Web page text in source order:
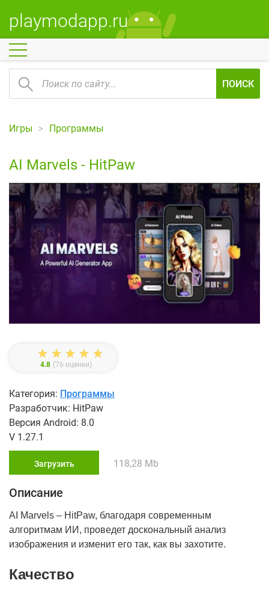
playmodapp.ru
ПОИСК
Игры Программы
AI Marvels - HitPaw
4.8 (76 оценки)
Категория: Программы
Разработчик: HitPaw
Версия Android: 8.0
V 1.27.1
Загрузить 118,28 Mb
Описание
AI Marvels – HitPaw, благодаря современным
алгоритмам ИИ, проведет доскональный анализ
изображения и изменит его так, как вы захотите.
Качество